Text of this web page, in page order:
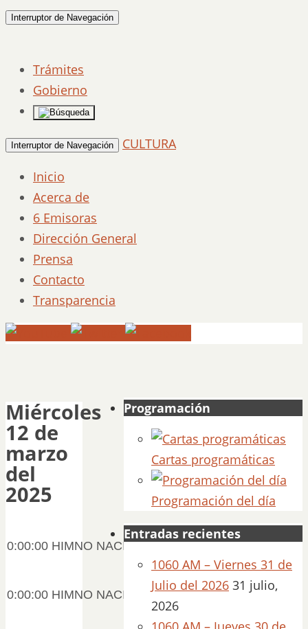
Interruptor de Navegación
Trámites
Gobierno
Interruptor de Navegación
CULTURA
Inicio
Acerca de
6 Emisoras
Dirección General
Prensa
Contacto
Transparencia
Miércoles
12 de
marzo
del
2025
0:00:00 HIMNO NACIONAL 00:06:44
0:00:00 HIMNO NACIONAL HD 00:01:34
Programación
Cartas programáticas
Programación del día
Entradas recientes
1060 AM – Viernes 31 de
Julio del 2026 31 julio,
2026